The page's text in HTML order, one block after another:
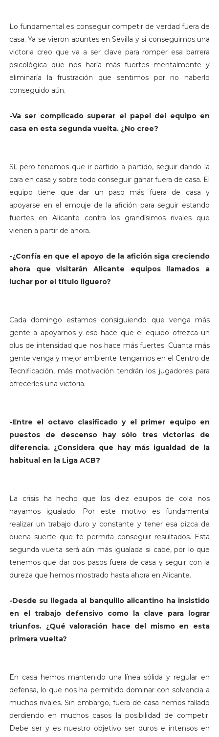
Lo fundamental es conseguir competir de verdad fuera de
casa. Ya se vieron apuntes en Sevilla y si conseguimos una
victoria creo que va a ser clave para romper esa barrera
psicológica que nos haría más fuertes mentalmente y
eliminaría la frustración que sentimos por no haberlo
conseguido aún.
-Va ser complicado superar el papel del equipo en
casa en esta segunda vuelta. ¿No cree?
Sí, pero tenemos que ir partido a partido, seguir dando la
cara en casa y sobre todo conseguir ganar fuera de casa. El
equipo tiene que dar un paso más fuera de casa y
apoyarse en el empuje de la afición para seguir estando
fuertes en Alicante contra los grandísimos rivales que
vienen a partir de ahora.
-¿Confía en que el apoyo de la afición siga creciendo
ahora que visitarán Alicante equipos llamados a
luchar por el título liguero?
Cada domingo estamos consiguiendo que venga más
gente a apoyarnos y eso hace que el equipo ofrezca un
plus de intensidad que nos hace más fuertes. Cuanta más
gente venga y mejor ambiente tengamos en el Centro de
Tecnificación, más motivación tendrán los jugadores para
ofrecerles una victoria.
-Entre el octavo clasificado y el primer equipo en
puestos de descenso hay sólo tres victorias de
diferencia. ¿Considera que hay más igualdad de la
habitual en la Liga ACB?
La crisis ha hecho que los diez equipos de cola nos
hayamos igualado. Por este motivo es fundamental
realizar un trabajo duro y constante y tener esa pizca de
buena suerte que te permita conseguir resultados. Esta
segunda vuelta será aún más igualada si cabe, por lo que
tenemos que dar dos pasos fuera de casa y seguir con la
dureza que hemos mostrado hasta ahora en Alicante.
-Desde su llegada al banquillo alicantino ha insistido
en el trabajo defensivo como la clave para lograr
triunfos. ¿Qué valoración hace del mismo en esta
primera vuelta?
En casa hemos mantenido una línea sólida y regular en
defensa, lo que nos ha permitido dominar con solvencia a
muchos rivales. Sin embargo, fuera de casa hemos fallado
perdiendo en muchos casos la posibilidad de competir.
Debe ser y es nuestro objetivo ser duros e intensos en